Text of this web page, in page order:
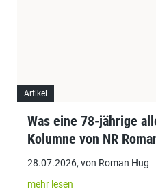
Artikel
Was eine 78-jährige
Kolumne von NR
28.07.2026, von Roman Hug
mehr lesen